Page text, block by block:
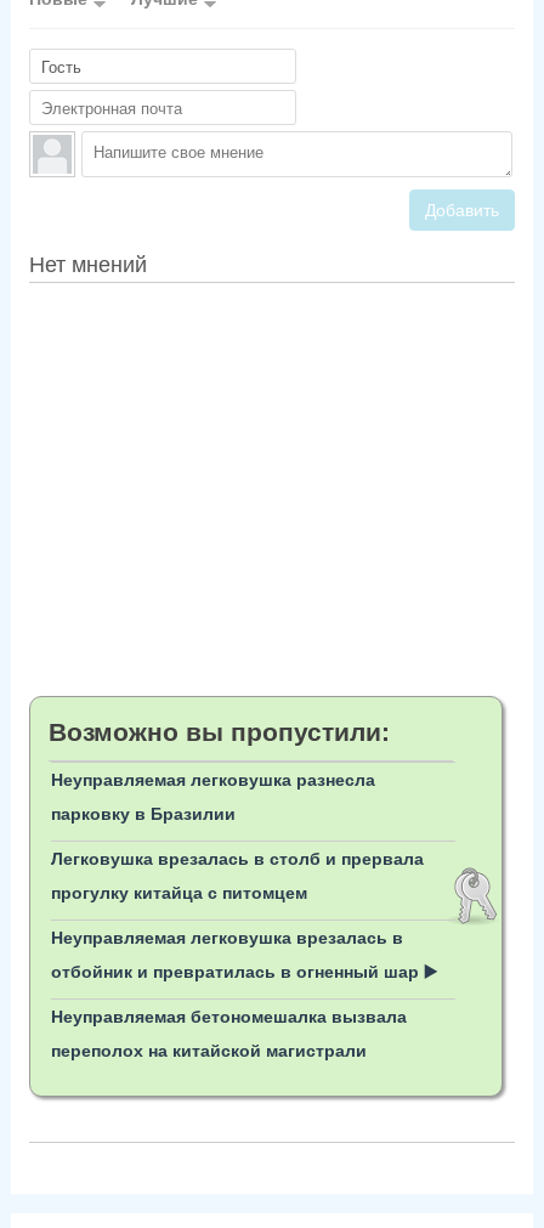
Добавить
Нет мнений
Возможно вы пропустили:
Неуправляемая легковушка разнесла
парковку в Бразилии
Легковушка врезалась в столб и прервала
прогулку китайца с питомцем
Неуправляемая легковушка врезалась в
отбойник и превратилась в огненный шар ▶️
Неуправляемая бетономешалка вызвала
переполох на китайской магистрали